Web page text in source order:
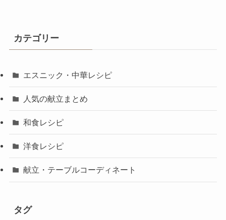
カテゴリー
エスニック・中華レシピ
人気の献立まとめ
和食レシピ
洋食レシピ
献立・テーブルコーディネート
タグ